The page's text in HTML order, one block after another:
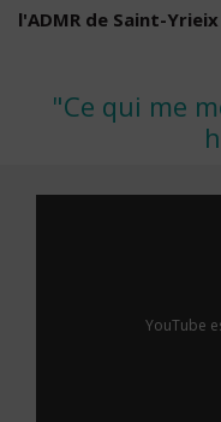
l'ADMR de Saint-
"Ce qui me
YouTube